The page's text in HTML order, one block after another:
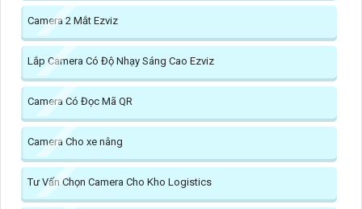
Camera 2 Mắt Ezviz
Lắp Camera Có Độ Nhạy Sáng Cao Ezviz
Camera Có Đọc Mã QR
Camera Cho xe nâng
Tư Vấn Chọn Camera Cho Kho Logistics